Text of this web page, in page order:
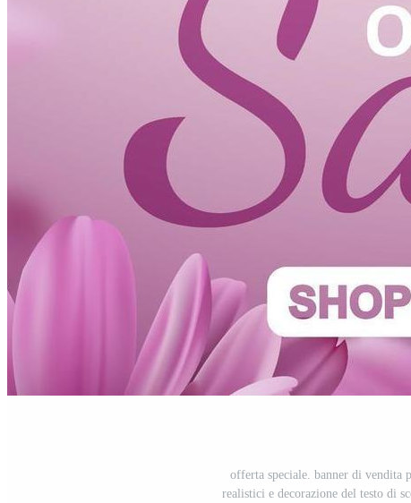
offerta speciale. banner di vendita
realistici e decorazione del testo di